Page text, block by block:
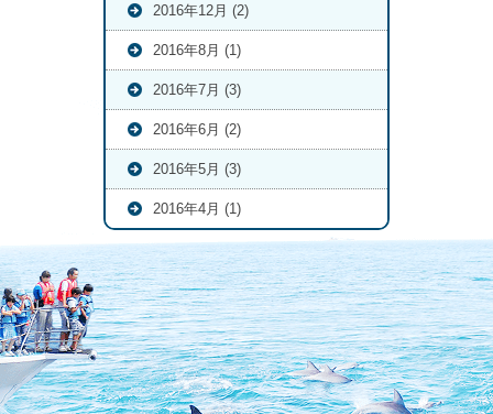
2016年12月 (2)
2016年8月 (1)
2016年7月 (3)
2016年6月 (2)
2016年5月 (3)
2016年4月 (1)